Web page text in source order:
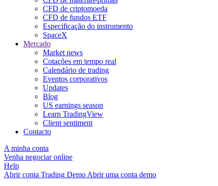
CFD de criptomoeda
CFD de fundos ETF
Especificação do instrumento
SpaceX
Mercado
Market news
Cotações em tempo real
Calendário de trading
Eventos corporativos
Updates
Blog
US earnings season
Learn TradingView
Client sentiment
Contacto
A minha conta
Venha negociar online
Help
Abrir conta Trading Demo Abrir uma conta demo